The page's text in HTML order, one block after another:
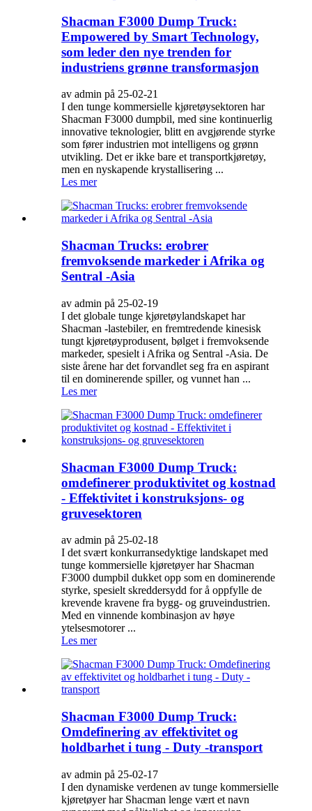
Shacman F3000 Dump Truck:
Empowered by Smart Technology,
som leder den nye trenden for
industriens grønne transformasjon
av admin på 25-02-21
I den tunge kommersielle kjøretøysektoren har
Shacman F3000 dumpbil, med sine kontinuerlig
innovative teknologier, blitt en avgjørende styrke
som fører industrien mot intelligens og grønn
utvikling. Det er ikke bare et transportkjøretøy,
men en nyskapende krystallisering ...
Les mer
Shacman Trucks: erobrer
fremvoksende markeder i Afrika og
Sentral -Asia
av admin på 25-02-19
I det globale tunge kjøretøylandskapet har
Shacman -lastebiler, en fremtredende kinesisk
tungt kjøretøyprodusent, bølget i fremvoksende
markeder, spesielt i Afrika og Sentral -Asia. De
siste årene har det forvandlet seg fra en aspirant
til en dominerende spiller, og vunnet han ...
Les mer
Shacman F3000 Dump Truck:
omdefinerer produktivitet og kostnad
- Effektivitet i konstruksjons- og
gruvesektoren
av admin på 25-02-18
I det svært konkurransedyktige landskapet med
tunge kommersielle kjøretøyer har Shacman
F3000 dumpbil dukket opp som en dominerende
styrke, spesielt skreddersydd for å oppfylle de
krevende kravene fra bygg- og gruveindustrien.
Med en vinnende kombinasjon av høye
ytelsesmotorer ...
Les mer
Shacman F3000 Dump Truck:
Omdefinering av effektivitet og
holdbarhet i tung - Duty -transport
av admin på 25-02-17
I den dynamiske verdenen av tunge kommersielle
kjøretøyer har Shacman lenge vært et navn